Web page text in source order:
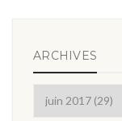
ARCHIVES